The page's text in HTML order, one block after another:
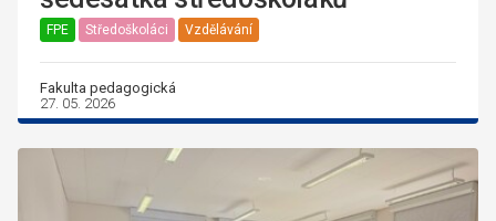
FPE Středoškoláci Vzdělávání
Fakulta pedagogická
27. 05. 2026